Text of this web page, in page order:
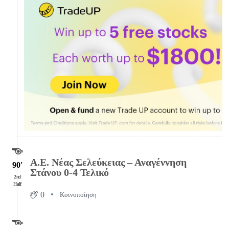
90′
2nd
Half
Α.Ε. Νέας Σελεύκειας – Αναγέννηση
Στάνου 0-4 Τελικό
0 Κοινοποίηση